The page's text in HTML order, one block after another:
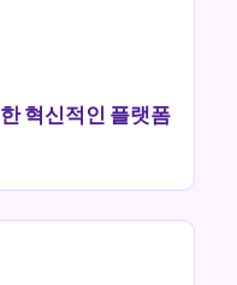
혁신적인 플랫폼